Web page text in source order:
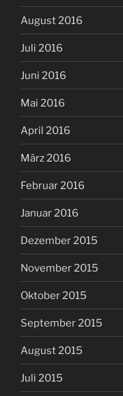
August 2016
Juli 2016
Juni 2016
Mai 2016
April 2016
März 2016
Februar 2016
Januar 2016
Dezember 2015
November 2015
Oktober 2015
September 2015
August 2015
Juli 2015